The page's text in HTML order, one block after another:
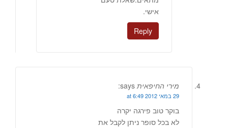
אישי.
Reply
מירי החיפאית says:
29 במאי 2012 at 6:49
בוקר טוב פירגה יקרה
לא בכל סופר ניתן לקבל את